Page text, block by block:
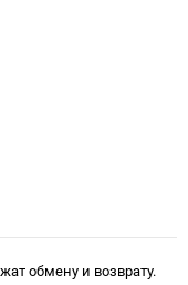
обмену и возврату.